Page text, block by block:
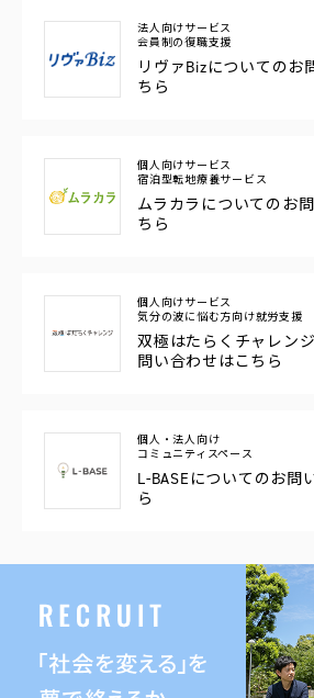
法人向けサービス
会員制の復職支援
リヴァBizについてのお
ちら
個人向けサービス
宿泊型転地療養サービス
ムラカラについての お
ちら
個人向けサービス
気分の波に悩む方向け就労支援
双極はたらくチャレン
問い合わせはこちら
個人・法人向け
コミュニティスペース
L-BASEについてのお問
ら